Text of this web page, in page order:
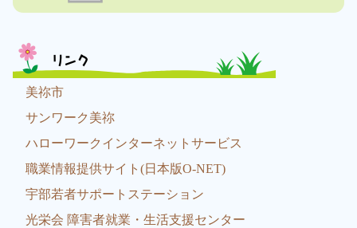
リンク
美祢市
サンワーク美祢
ハローワークインターネットサービス
職業情報提供サイト(日本版O-NET)
宇部若者サポートステーション
光栄会 障害者就業・生活支援センター